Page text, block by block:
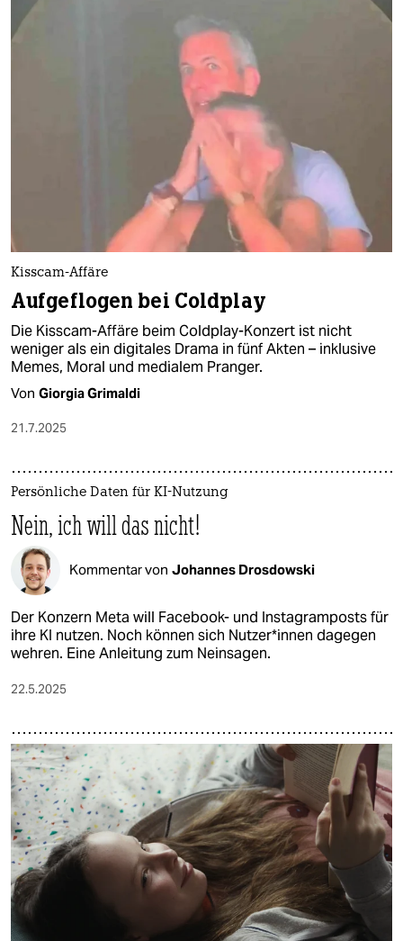
Kisscam-Affäre
Aufgeflogen bei Coldplay
Die Kisscam-Affäre beim Coldplay-Konzert ist nicht
weniger als ein digitales Drama in fünf Akten – inklusive
Memes, Moral und medialem Pranger.​
Von Giorgia Grimaldi
21.7.2025
Persönliche Daten für KI-Nutzung
Nein, ich will das nicht!
Kommentar von Johannes Drosdowski
Der Konzern Meta will Facebook- und Instagramposts für
ihre KI nutzen. Noch können sich Nut­ze­r*in­nen dagegen
wehren. Eine Anleitung zum Neinsagen.
22.5.2025